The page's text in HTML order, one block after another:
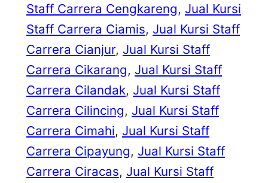
Staff Carrera Cengkareng, Jual Kursi
Staff Carrera Ciamis, Jual Kursi Staff
Carrera Cianjur, Jual Kursi Staff
Carrera Cikarang, Jual Kursi Staff
Carrera Cilandak, Jual Kursi Staff
Carrera Cilincing, Jual Kursi Staff
Carrera Cimahi, Jual Kursi Staff
Carrera Cipayung, Jual Kursi Staff
Carrera Ciracas, Jual Kursi Staff